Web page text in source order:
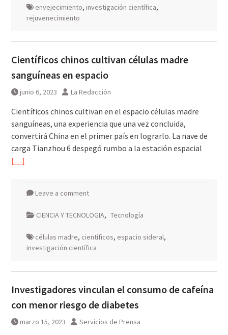
envejecimiento, investigación científica,
rejuvenecimiento
Científicos chinos cultivan células madre
sanguíneas en espacio
junio 6, 2023 La Redacción
Científicos chinos cultivan en el espacio células madre
sanguíneas, una experiencia que una vez concluida,
convertirá China en el primer país en lograrlo. La nave de
carga Tianzhou 6 despegó rumbo a la estación espacial
[…]
Leave a comment
CIENCIA Y TECNOLOGIA, Tecnología
células madre, científicos, espacio sideral,
investigación científica
Investigadores vinculan el consumo de cafeína
con menor riesgo de diabetes
marzo 15, 2023 Servicios de Prensa